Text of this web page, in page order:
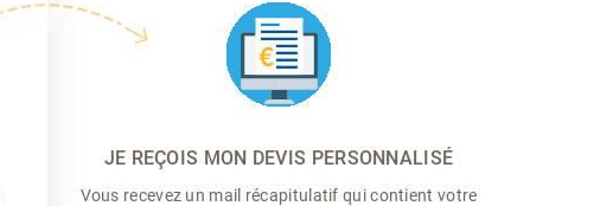
JE REÇOIS MON DEVIS PERSONNALISÉ
Vous recevez un mail récapitulatif qui contient votre